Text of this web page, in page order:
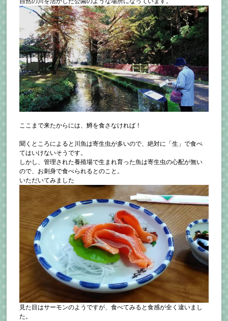
ここまで来たからには、鱒を食さなければ！
聞くところによると川魚は寄生虫が多いので、絶対に「生」で食べ
てはいけないそうです。
しかし、管理された養殖場で生まれ育った魚は寄生虫の心配が無い
ので、お刺身で食べられるとのこと。
いただいてみました
見た目はサーモンのようですが、食べてみると食感が全く違いまし
た。